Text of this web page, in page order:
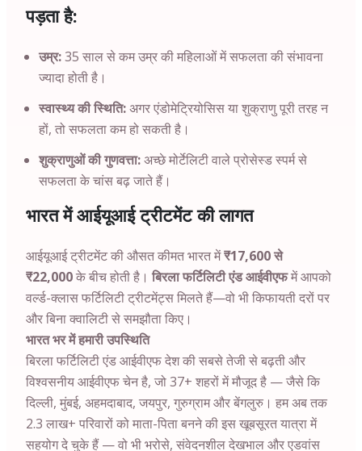
पड़ता है:
उम्र:35 साल से कम उम्र की महिलाओं में सफलता की संभावना
ज्यादा होती है।
स्वास्थ्य की स्थिति:अगर एंडोमेट्रियोसिस या शुक्राणु पूरी तरह न
हों, तो सफलता कम हो सकती है।
शुक्राणुओं की गुणवत्ता:अच्छे मोर्टेलिटी वाले प्रोसेस्ड स्पर्म से
सफलता के चांस बढ़ जाते हैं।
भारत में आईयूआई ट्रीटमेंट की लागत
आईयूआई ट्रीटमेंट की औसत कीमत भारत में₹17,600 से
₹22,000के बीच होती है।बिरला फर्टिलिटी एंड आईवीएफमें आपको
वर्ल्ड-क्लास फर्टिलिटी ट्रीटमेंट्स मिलते हैं—वो भी किफायती दरों पर
और बिना क्वालिटी से समझौता किए।
भारत भर में हमारी उपस्थिति
बिरला फर्टिलिटी एंड आईवीएफ देश की सबसे तेजी से बढ़ती और
विश्वसनीय आईवीएफ चेन है, जो 37+ शहरों में मौजूद है — जैसे कि
दिल्ली, मुंबई, अहमदाबाद, जयपुर, गुरुग्राम और बेंगलुरु। हम अब तक
2.3 लाख+ परिवारों को माता-पिता बनने की इस खूबसूरत यात्रा में
सहयोग दे चुके हैं — वो भी भरोसे, संवेदनशील देखभाल और एडवांस